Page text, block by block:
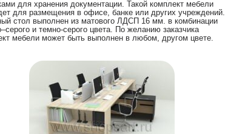
для хранения документации. Такой комплект мебели
для размещения в офисе, банке или других учреждений.
стол выполнен из матового ЛДСП 16 мм. в комбинации
и темно-серого цвета. По желанию заказчика
мебели может быть выполнен в любом, другом цвете.